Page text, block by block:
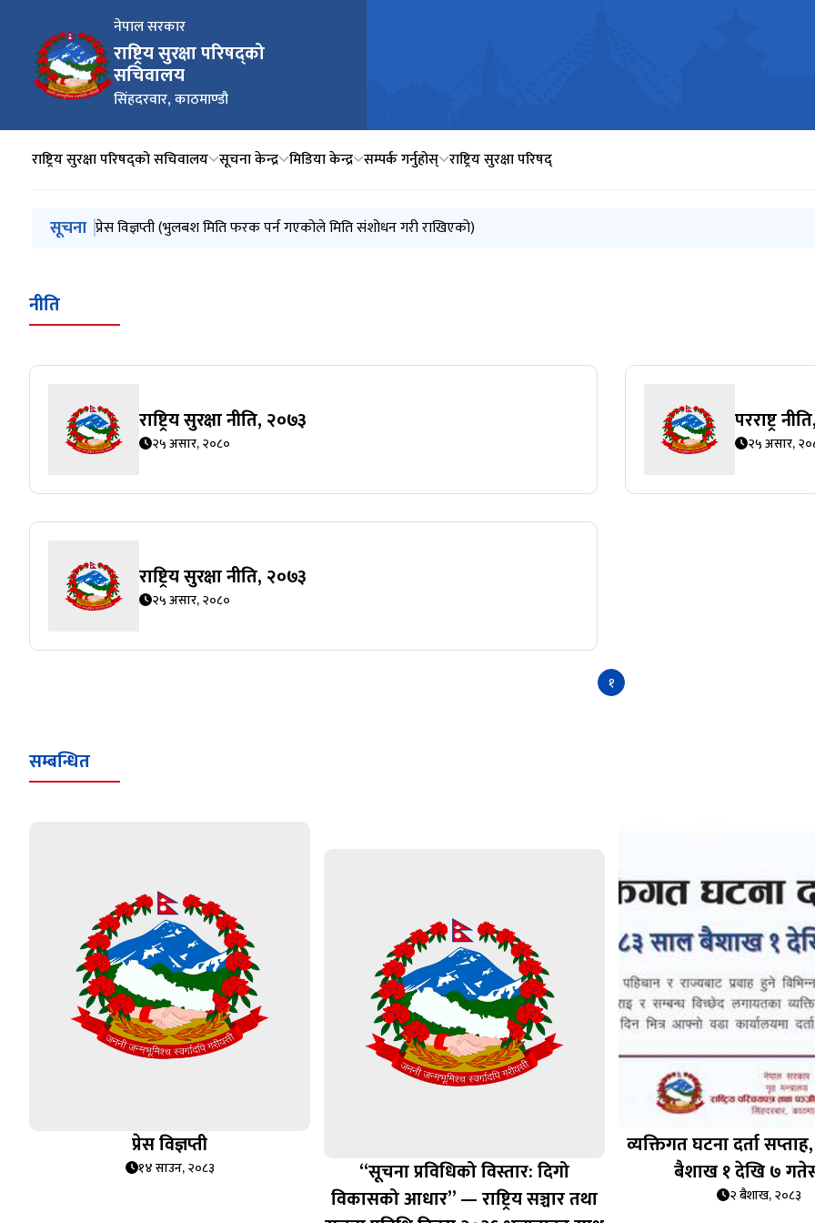
नेपाल सरकार
राष्ट्रिय सुरक्षा परिषद्को
सचिवालय
सिंहदरवार, काठमाण्डौ
राष्ट्रिय सुरक्षा परिषद्को सचिवालय सूचना केन्द्र मिडिया केन्द्र सम्पर्क गर्नुहोस् राष्ट्रिय सुरक्षा परिषद्
मुख्य नेभिगेसनमा जानुहोस्
सूचना प्रेस विज्ञप्ती
प्रेस विज्ञप्ती (भुलबश मिति फरक पर्न गएकोले मिति संशोधन गरी राखिएको)
प्रेस विज्ञप्ती
प्रेस विज्ञप्ति
नीति
राष्ट्रिय सुरक्षा नीति, २०७३
२५ असार, २०८०
परराष्ट्र
२५ असार,
राष्ट्रिय सुरक्षा नीति, २०७३
२५ असार, २०८०
१
सम्बन्धित
प्रेस विज्ञप्ती
१४ साउन, २०८३
“सूचना प्रविधिको विस्तार: दिगो
विकासको आधार” — राष्ट्रिय सञ्चार तथा
व्यक्तिगत घटना दर्ता
बैशाख १ देखि ७
२ बैशाख, २०८३